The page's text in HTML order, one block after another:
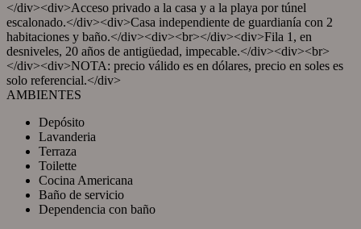
</div><div>Acceso privado a la casa y a la playa por túnel
escalonado.</div><div>Casa independiente de guardianía con 2
habitaciones y baño.</div><div><br></div><div>Fila 1, en
desniveles, 20 años de antigüedad, impecable.</div><div><br>
</div><div>NOTA: precio válido es en dólares, precio en soles es
solo referencial.</div>
AMBIENTES
Depósito
Lavanderia
Terraza
Toilette
Cocina Americana
Baño de servicio
Dependencia con baño